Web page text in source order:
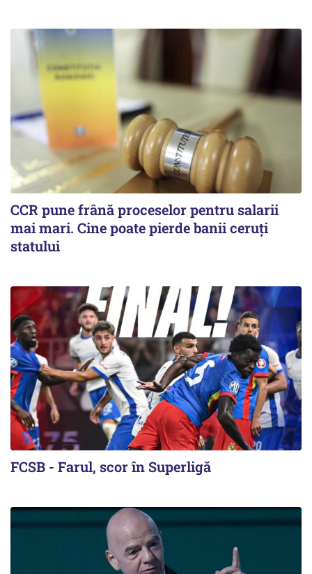
CCR pune frână proceselor pentru salarii
mai mari. Cine poate pierde banii ceruți
statului
FCSB - Farul, scor în Superligă